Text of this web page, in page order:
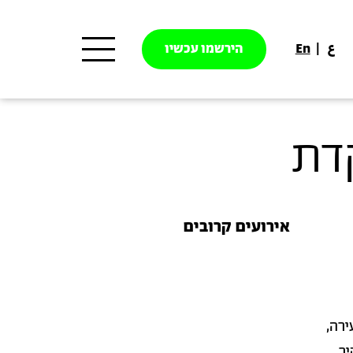
En ع הירשמו עכשיו
אירועים קרובים